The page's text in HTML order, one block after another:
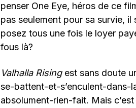
penser One Eye, héros de ce
pas seulement pour sa survie,
posez tous une fois le loyer
fous là?
Valhalla Risingest sans doute
se-battent-et-s’enculent-
absolument-rien-fait. Mais